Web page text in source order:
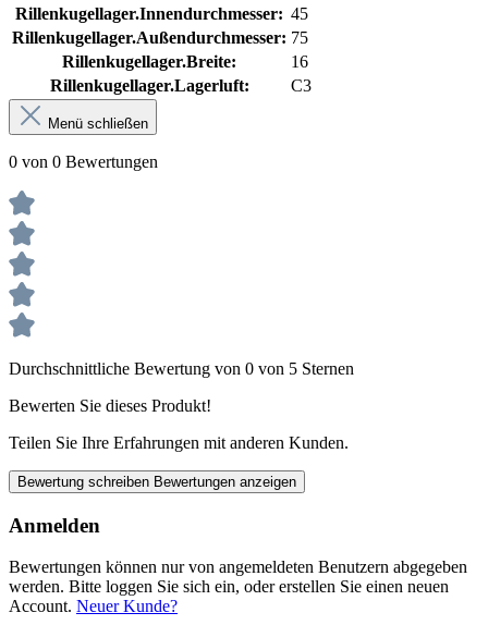
Rillenkugellager.Innendurchmesser: 45
Rillenkugellager.Außendurchmesser: 75
Rillenkugellager.Breite:
16
Rillenkugellager.Lagerluft:
C3
Menü schließen
0 von 0 Bewertungen
Durchschnittliche Bewertung von 0 von 5 Sternen
Bewerten Sie dieses Produkt!
Teilen Sie Ihre Erfahrungen mit anderen Kunden.
Bewertung schreiben Bewertungen anzeigen
Anmelden
Bewertungen können nur von angemeldeten Benutzern abgegeben
werden. Bitte loggen Sie sich ein, oder erstellen Sie einen neuen
Account. Neuer Kunde?